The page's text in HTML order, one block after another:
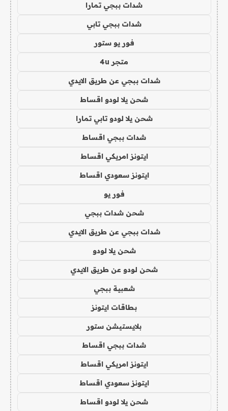
شدات ببجي تمارا
شدات ببجي تابي
فور يو ستور
متجر 4u
شدات ببجي عن طريق الايدي
شحن يلا لودو اقساط
شحن يلا لودو تابي تمارا
شدات ببجي اقساط
ايتونز امريكي اقساط
ايتونز سعودي اقساط
فور يو
شحن شدات ببجي
شدات ببجي عن طريق الايدي
شحن يلا لودو
شحن لودو عن طريق الايدي
شعبية ببجي
بطاقات ايتونز
بلايستيشن ستور
شدات ببجي اقساط
ايتونز امريكي اقساط
ايتونز سعودي اقساط
شحن يلا لودو اقساط